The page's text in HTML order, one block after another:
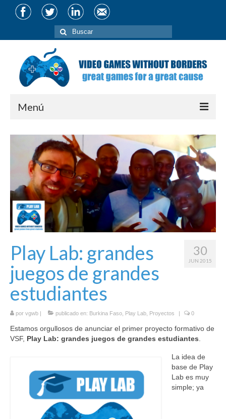
Buscar
por:
Menú
About
Team
Partners
Projects
CIVIS Conference
Antura and the Letters
Voy a La Noria
IEEDO
One World a Million Stories
Play Lab
[ GameFest 2016 ]
30
JUN 2015
Play Lab: grandes
juegos de grandes
estudiantes
por vgwb | publicado en: Burkina Faso Play Lab Proyectos | 0
Estamos orgullosos de anunciar el primer proyecto formativo de
VSF, Play Lab: grandes juegos de grandes estudiantes
La idea de
base de Play
Lab es muy
simple; ya